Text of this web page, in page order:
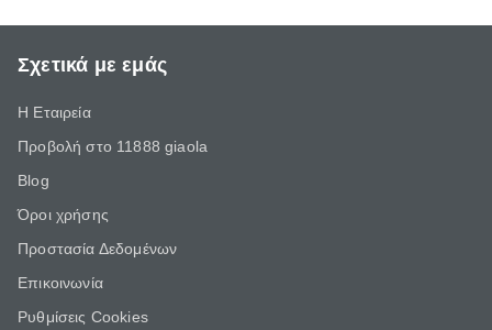
Σχετικά με εμάς
Η Εταιρεία
Προβολή στο 11888 giaola
Blog
Όροι χρήσης
Προστασία Δεδομένων
Επικοινωνία
Ρυθμίσεις Cookies